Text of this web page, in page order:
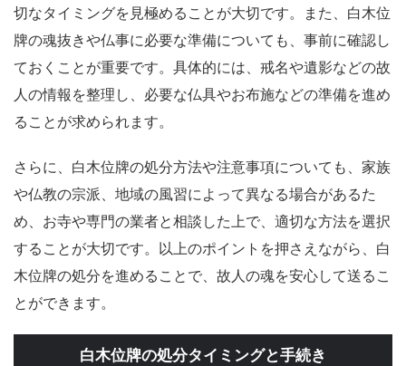
切なタイミングを見極めることが大切です。また、白木位
牌の魂抜きや仏事に必要な準備についても、事前に確認し
ておくことが重要です。具体的には、戒名や遺影などの故
人の情報を整理し、必要な仏具やお布施などの準備を進め
ることが求められます。
さらに、白木位牌の処分方法や注意事項についても、家族
や仏教の宗派、地域の風習によって異なる場合があるた
め、お寺や専門の業者と相談した上で、適切な方法を選択
することが大切です。以上のポイントを押さえながら、白
木位牌の処分を進めることで、故人の魂を安心して送るこ
とができます。
白木位牌の処分タイミングと手続き